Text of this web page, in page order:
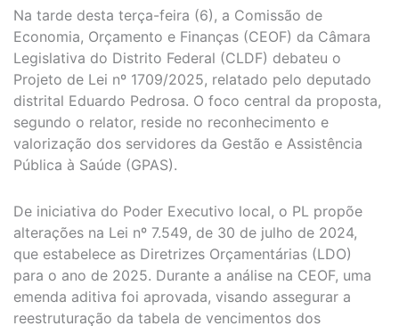
Na tarde desta terça-feira (6), a Comissão de
Economia, Orçamento e Finanças (CEOF) da Câmara
Legislativa do Distrito Federal (CLDF) debateu o
Projeto de Lei nº 1709/2025, relatado pelo deputado
distrital Eduardo Pedrosa. O foco central da proposta,
segundo o relator, reside no reconhecimento e
valorização dos servidores da Gestão e Assistência
Pública à Saúde (GPAS).
De iniciativa do Poder Executivo local, o PL propõe
alterações na Lei nº 7.549, de 30 de julho de 2024,
que estabelece as Diretrizes Orçamentárias (LDO)
para o ano de 2025. Durante a análise na CEOF, uma
emenda aditiva foi aprovada, visando assegurar a
reestruturação da tabela de vencimentos dos